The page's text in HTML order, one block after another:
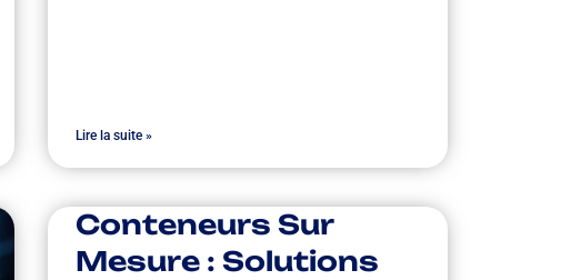
Lire la suite »
Conteneurs Sur
Mesure : Solutions